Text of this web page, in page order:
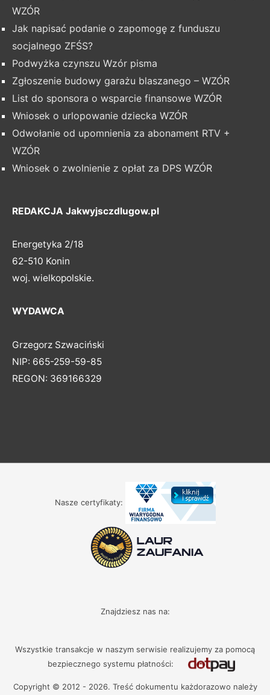
WZÓR
Jak napisać podanie o zapomogę z funduszu
socjalnego ZFŚS?
Podwyżka czynszu Wzór pisma
Zgłoszenie budowy garażu blaszanego – WZÓR
List do sponsora o wsparcie finansowe WZÓR
Wniosek o urlopowanie dziecka WZÓR
Odwołanie od upomnienia za abonament RTV +
WZÓR
Wniosek o zwolnienie z opłat za DPS WZÓR
REDAKCJA Jakwyjsczdlugow.pl
Energetyka 2/18
62-510 Konin
woj. wielkopolskie.
WYDAWCA
Grzegorz Szwaciński
NIP: 665-259-59-85
REGON: 369166329
Nasze certyfikaty:
Znajdziesz nas na:
Wszystkie transakcje w naszym serwisie realizujemy za pomocą
bezpiecznego systemu płatności:
Copyright © 2012 - 2026. Treść dokumentu każdorazowo należy